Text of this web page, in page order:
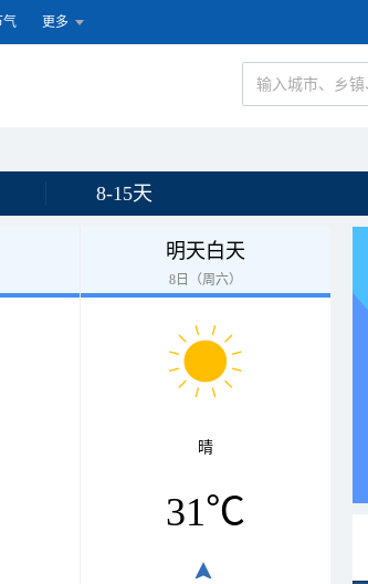
气 更多
8-15天
明天白天
8日（周六）
晴
31℃